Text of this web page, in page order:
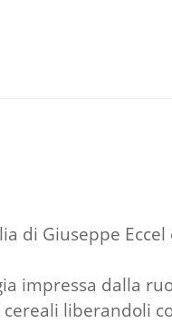
di Giuseppe Eccel
impressa dalla
liberandoli